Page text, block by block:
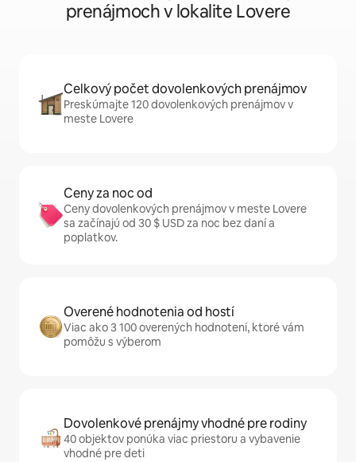
prenájmoch v lokalite Lovere
Celkový počet dovolenkových prenájmov
Preskúmajte 120 dovolenkových prenájmov v
meste Lovere
Ceny za noc od
Ceny dovolenkových prenájmov v meste Lovere
sa začínajú od 30 $ USD za noc bez daní a
poplatkov.
Overené hodnotenia od hostí
Viac ako 3 100 overených hodnotení, ktoré vám
pomôžu s výberom
Dovolenkové prenájmy vhodné pre rodiny
40 objektov ponúka viac priestoru a vybavenie
vhodné pre deti